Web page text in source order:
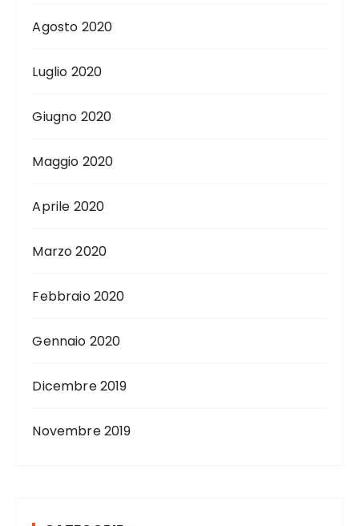
Agosto 2020
Luglio 2020
Giugno 2020
Maggio 2020
Aprile 2020
Marzo 2020
Febbraio 2020
Gennaio 2020
Dicembre 2019
Novembre 2019